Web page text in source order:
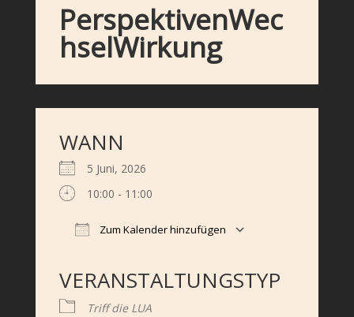
PerspektivenWec
hselWirkung
WANN
5 Juni, 2026
10:00 - 11:00
Zum Kalender hinzufügen
VERANSTALTUNGSTYP
Triff die LUA